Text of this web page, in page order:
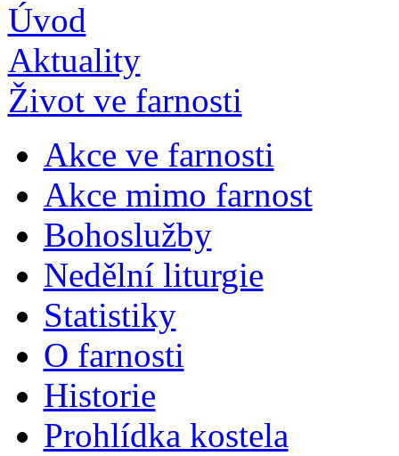
Úvod
Aktuality
Život ve farnosti
Akce ve farnosti
Akce mimo farnost
Bohoslužby
Nedělní liturgie
Statistiky
O farnosti
Historie
Prohlídka kostela